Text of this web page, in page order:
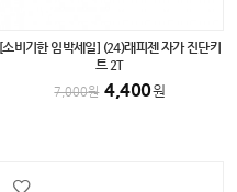
[소비기한 임박세일] (24)래피젠 자가 진단키
트 2T
7,000원 4,400원